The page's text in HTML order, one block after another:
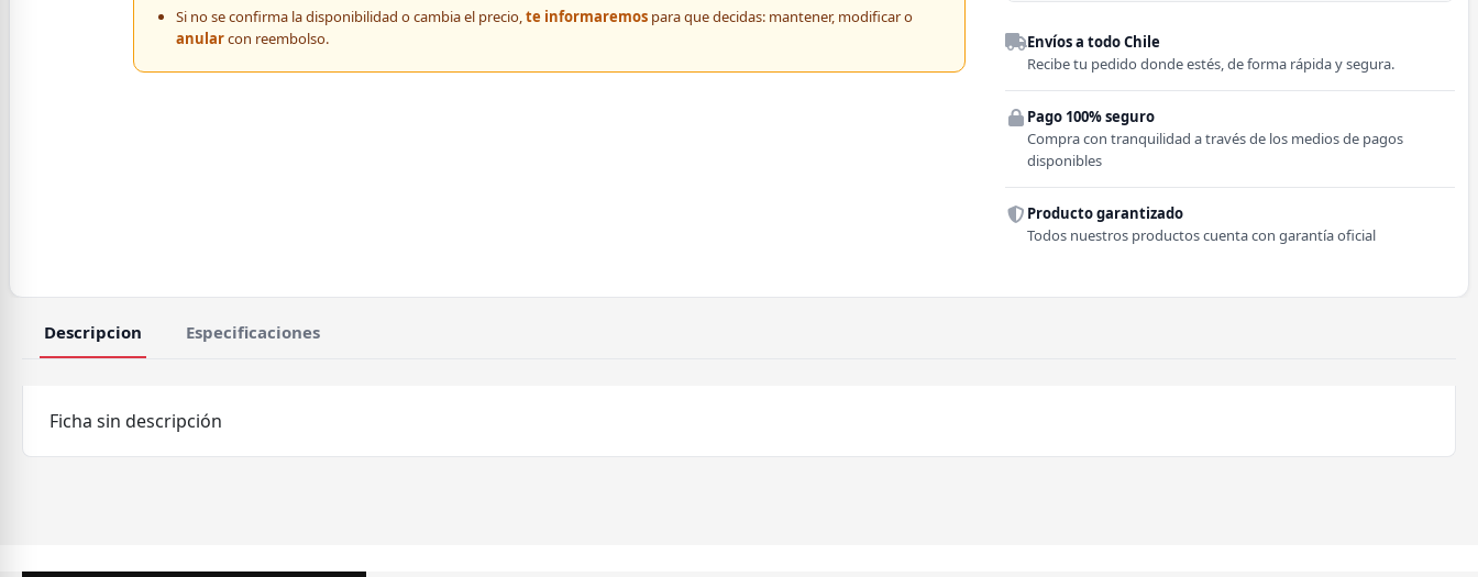
Si no se confirma la disponibilidad o cambia el precio,te informaremospara que decidas: mantener, modificar o
anularcon reembolso. Región
Comuna
Envíos a todo Chile
Recibe tu pedido donde estés, de forma rápida y segura.
Pago 100% seguro
Compra con tranquilidad a través de los medios de pagos
disponibles
Producto garantizado
Todos nuestros productos cuenta con garantía oficial
Descripcion Especificaciones
Ficha sin descripción